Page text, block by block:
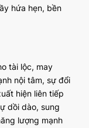
hứa hẹn, bền
tài lộc, may
nội tâm, sự đổi
hiện liên tiếp
dồi dào, sung
lượng mạnh